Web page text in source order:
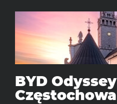
BYD Odyssey
Częstochowa